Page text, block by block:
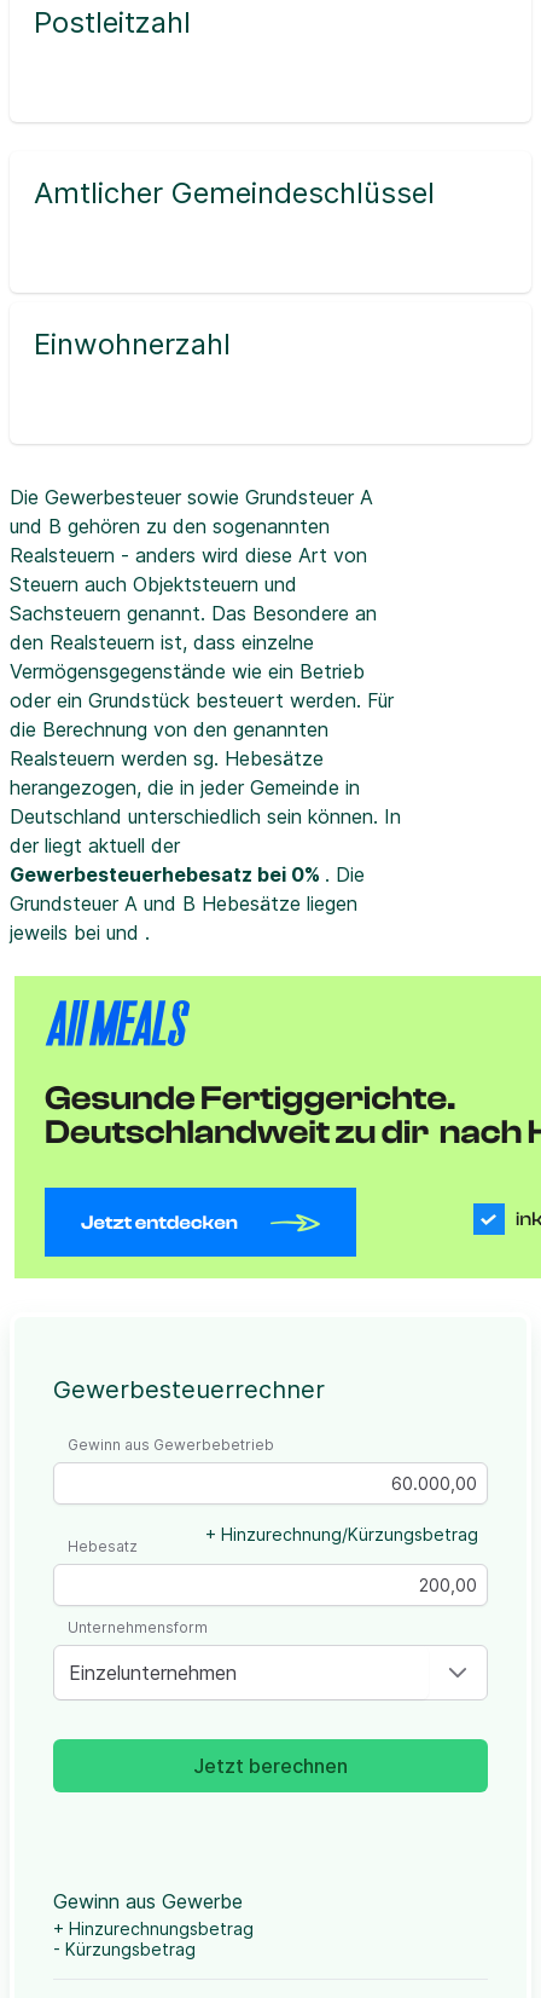
Postleitzahl
Amtlicher Gemeindeschlüssel
Einwohnerzahl
Die Gewerbesteuer sowie Grundsteuer A
und B gehören zu den sogenannten
Realsteuern - anders wird diese Art von
Steuern auch Objektsteuern und
Sachsteuern genannt. Das Besondere an
den Realsteuern ist, dass einzelne
Vermögensgegenstände wie ein Betrieb
oder ein Grundstück besteuert werden. Für
die Berechnung von den genannten
Realsteuern werden sg. Hebesätze
herangezogen, die in jeder Gemeinde in
Deutschland unterschiedlich sein können. In
der liegt aktuell der
Gewerbesteuerhebesatz bei 0% . Die
Grundsteuer A und B Hebesätze liegen
jeweils bei und .
Gewerbesteuerrechner
Gewinn aus Gewerbebetrieb
+ Hinzurechnung/Kürzungsbetrag
Hebesatz
Einzelunternehmen
Unternehmensform
Jetzt berechnen
Gewinn aus Gewerbe
+ Hinzurechnungsbetrag
- Kürzungsbetrag